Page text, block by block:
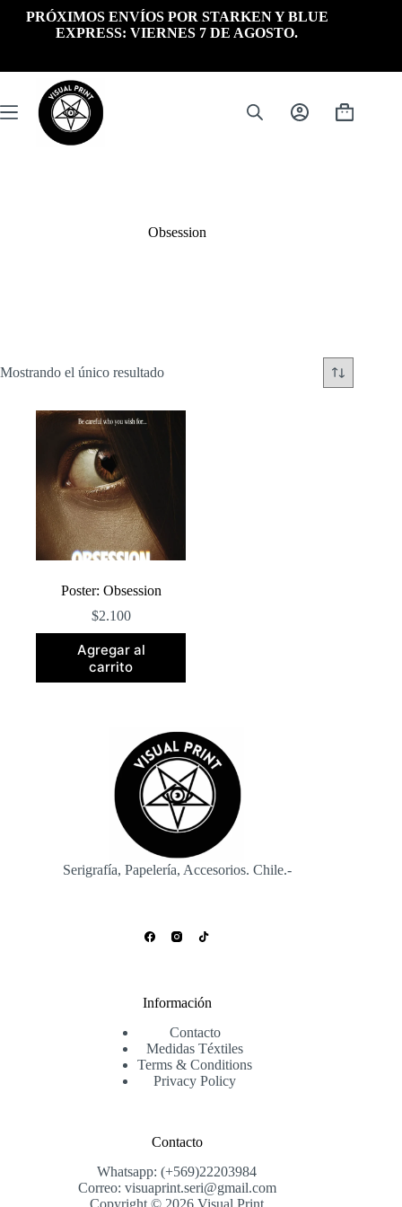
PRÓXIMOS ENVÍOS POR STARKEN Y BLUE
EXPRESS: VIERNES 7 DE AGOSTO.
Carrito
Obsession
Mostrando el único resultado
Poster: Obsession
$2.100
Agregar al
carrito
Serigrafía, Papelería, Accesorios. Chile.-
Información
Contacto
Medidas Téxtiles
Terms & Conditions
Privacy Policy
Contacto
Whatsapp: (+569)22203984
Correo: visuaprint.seri@gmail.com
Copyright © 2026 Visual Print